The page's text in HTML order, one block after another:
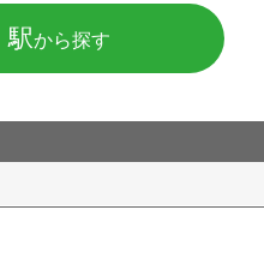
駅から探す